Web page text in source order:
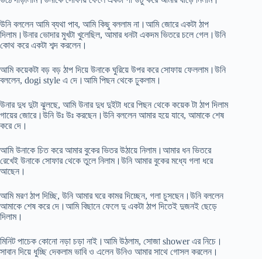
উনি বললেন আমি ব্যথা পাব, আমি কিছু বললাম না।আমি জোরে একটা ঠাপ
দিলাম।উনার ভোদার মুখটা খুলেছিল, আমার ধনটা একদম ভিতরে চলে গেল।উনি
কোথ করে একটা শব্দ করলেন।
আমি কয়েকটা বড় বড় ঠাপ দিয়ে উনাকে ঘুরিয়ে উপর করে সোফায় ফেললাম।উনি
বললেন, dogi style এ দে।আমি পিছন থেকে ঢুকলাম।
উনার দুধ দুটা ঝুলছে, আমি উনার দুধ দুইটা ধরে পিছন থেকে কয়েক টা ঠাপ দিলাম
গায়ের জোরে।উনি উঃ উঃ করছেন।উনি বললেন আমার হয়ে যাবে, আমাকে শেষ
করে দে।
আমি উনাকে চিত করে আমার বুকের ভিতর উঠায়ে নিলাম।আমার ধন ভিতরে
রেখেই উনাকে সোফার থেকে তুলে নিলাম।উনি আমার বুকের মধ্যে গলা ধরে
আছেন।
আমি মরণ ঠাপ দিচ্ছি, উনি আমার ঘরে কামর দিচ্ছেন, গলা চুসছেন।উনি বললেন
আমাকে শেষ করে দে।আমি বিছানে ফেলে দু একটা ঠাপ দিতেই দুজনই ছেড়ে
দিলাম।
মিনিট পাচেক কোনো নড়া চড়া নাই।আমি উঠলাম, সোজা shower এর নিচে।
সাবান দিয়ে ধুচ্ছি দেকলাম ভাবি ও এলেন উনিও আমার সাথে গোসল করলেন।